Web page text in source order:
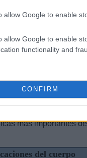
allow Google to enable
allow Google to enable
functionality and
CONFIRM
más importantes
del cuerpo